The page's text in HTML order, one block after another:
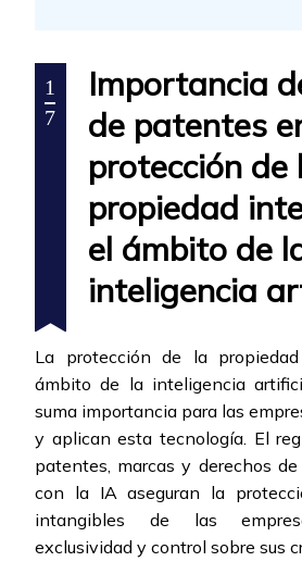
1
7
Importancia
de patentes
protección de
propiedad
el ámbito de
inteligencia
La protección de la
ámbito de la inteligencia
suma importancia para las
y aplican esta tecnología. El
patentes, marcas y derechos
con la IA aseguran la
intangibles de las
exclusividad y control sobre sus